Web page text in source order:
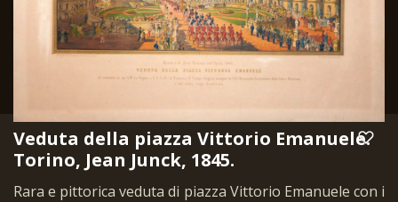
Veduta della piazza Vittorio Emanuele.
Torino, Jean Junck, 1845.
Rara e pittorica veduta di piazza Vittorio Emanuele con i